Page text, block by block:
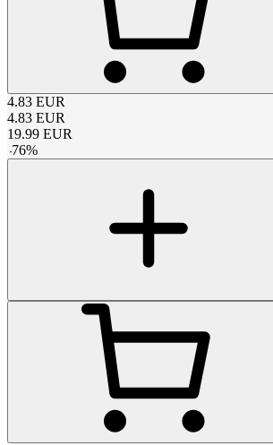
4.83 EUR
4.83 EUR
19.99 EUR
-76%